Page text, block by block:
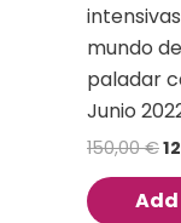
mundo
paladar
Junio
150,00€